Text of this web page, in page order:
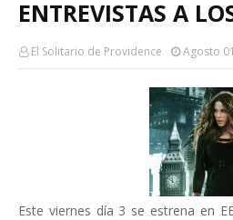
ENTREVISTAS A
El Solitario de Providence Agosto
Este viernes día 3 se estrena en